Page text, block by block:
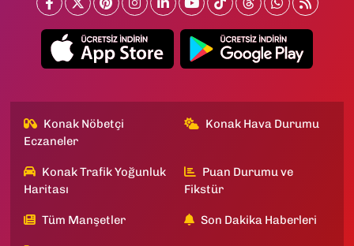
Konak Nöbetçi
Eczaneler
Konak Hava Durumu
Konak Trafik Yoğunluk
Haritası
Puan Durumu ve
Fikstür
Tüm Manşetler Son Dakika Haberleri